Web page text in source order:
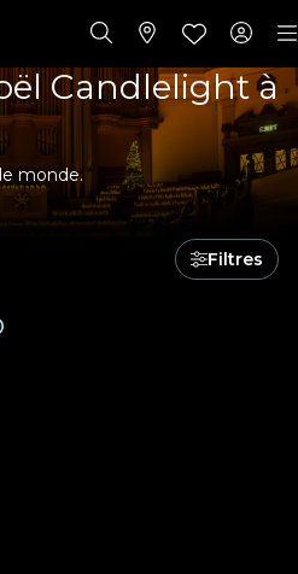
Candlelight à
monde.
Filtres